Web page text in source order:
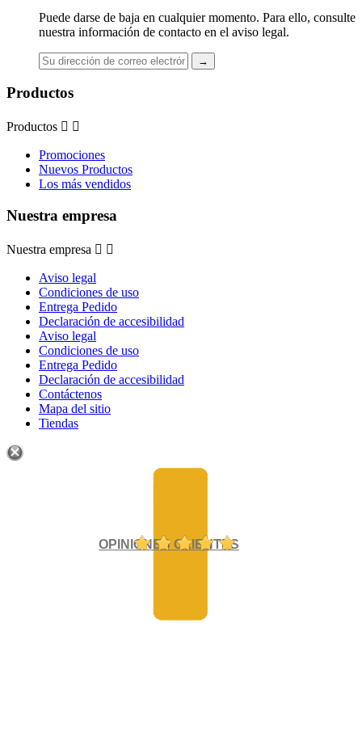
Puede darse de baja en cualquier momento. Para ello, consulte
nuestra información de contacto en el aviso legal.
Productos
Productos  
Promociones
Nuevos Productos
Los más vendidos
Nuestra empresa
Nuestra empresa  
Aviso legal
Condiciones de uso
Entrega Pedido
Declaración de accesibilidad
Aviso legal
Condiciones de uso
Entrega Pedido
Declaración de accesibilidad
Contáctenos
Mapa del sitio
Tiendas
OPINIONES CLIENTES